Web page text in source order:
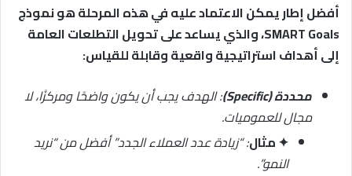
أفضل إطار يمكن الاعتماد عليه في هذه المرحلة هو نموذج
SMART Goals، والذي يساعد على تحويل التطلعات العامة
إلى أهداف استراتيجية واقعية وقابلة للقياس:
محددة (Specific)
: الهدف يجب أن يكون واضحًا ومركزًا، لا
مجال للعموميات.
✦ مثال: “زيادة عدد العملاء الجدد” أفضل من “نريد
النمو”.